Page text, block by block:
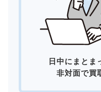
日中にまとま
非対面で買